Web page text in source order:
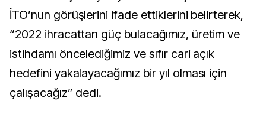
İTO’nun görüşlerini ifade ettiklerini belirterek,
“2022 ihracattan güç bulacağımız, üretim ve
istihdamı öncelediğimiz ve sıfır cari açık
hedefini yakalayacağımız bir yıl olması için
çalışacağız” dedi.